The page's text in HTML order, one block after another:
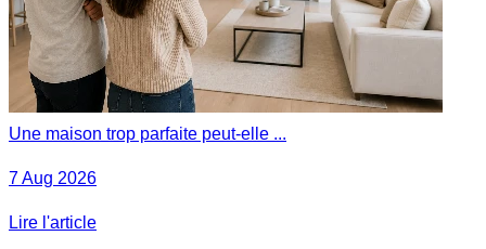
Une maison trop parfaite peut-elle ...
7 Aug 2026
Lire l'article